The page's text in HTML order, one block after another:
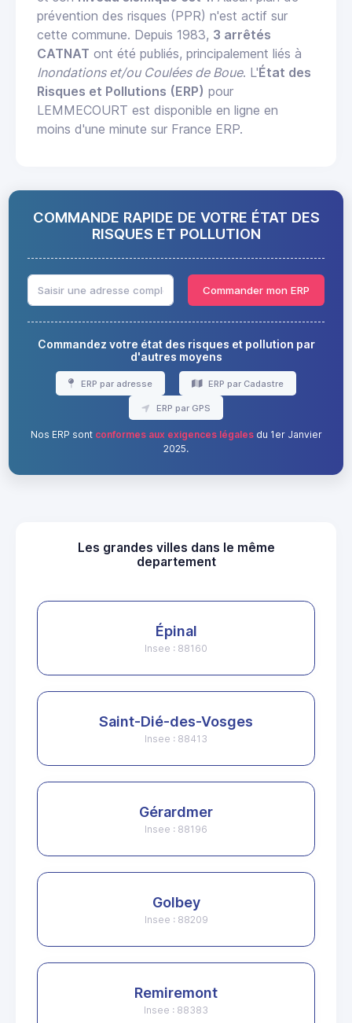
prévention des risques (PPR) n'est actif sur
cette commune. Depuis 1983, 3 arrêtés
CATNAT ont été publiés, principalement liés à
Inondations et/ou Coulées de Boue. L'État des
Risques et Pollutions (ERP) pour
LEMMECOURT est disponible en ligne en
moins d'une minute sur France ERP.
COMMANDE RAPIDE DE VOTRE ÉTAT DES
RISQUES ET POLLUTION
Commander mon ERP
Commandez votre état des risques et pollution par
d'autres moyens
ERP par adresse ERP par Cadastre
ERP par GPS
Nos ERP sont conformes aux exigences légalesdu 1er Janvier
2025.
Les grandes villes dans le même
departement
Épinal
Insee : 88160
Saint-Dié-des-Vosges
Insee : 88413
Gérardmer
Insee : 88196
Golbey
Insee : 88209
Remiremont
Insee : 88383